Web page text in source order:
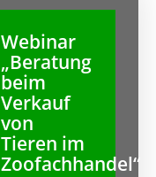
Webinar
„Beratung
beim
Verkauf
von
Tieren im
Zoofachhandel“